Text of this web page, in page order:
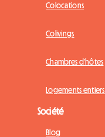
Colocations
Colivings
Chambres d'hôtes
Logements entiers
Société
Blog